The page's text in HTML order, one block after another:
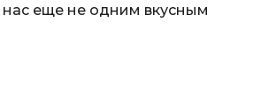
еще не одним вкусным